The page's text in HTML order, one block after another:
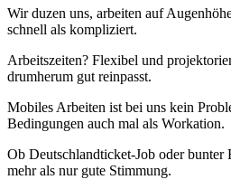
Wir duzen uns, arbeiten auf
schnell als kompliziert.
Arbeitszeiten? Flexibel und
drumherum gut reinpasst.
Mobiles Arbeiten ist bei uns kein
Bedingungen auch mal als Workation.
Ob Deutschlandticket-Job oder bunter
mehr als nur gute Stimmung.